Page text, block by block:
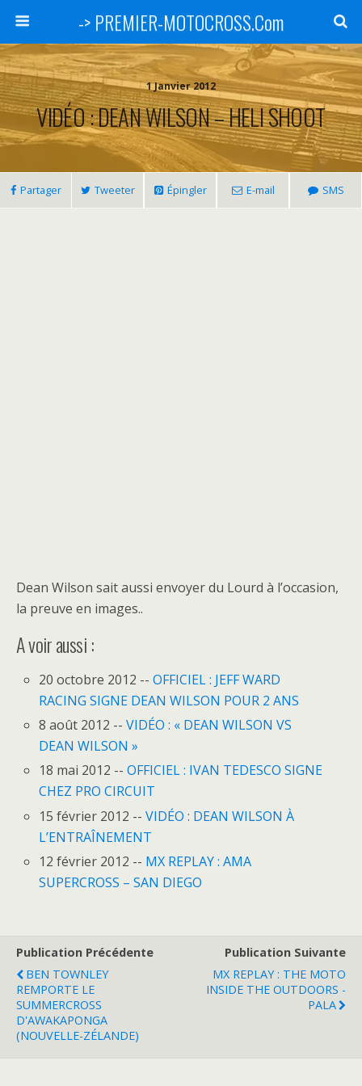
-> PREMIER-MOTOCROSS.Com
1 Janvier 2012
VIDÉO : DEAN WILSON – HELI SHOOT
Partager Tweeter Épingler E-mail SMS
Dean Wilson sait aussi envoyer du Lourd à l’occasion,
la preuve en images..
A voir aussi :
20 octobre 2012 --OFFICIEL : JEFF WARD
RACING SIGNE DEAN WILSON POUR 2 ANS
8 août 2012 --VIDÉO : « DEAN WILSON VS
DEAN WILSON »
18 mai 2012 --OFFICIEL : IVAN TEDESCO SIGNE
CHEZ PRO CIRCUIT
15 février 2012 --VIDÉO : DEAN WILSON À
L’ENTRAÎNEMENT
12 février 2012 -- MX REPLAY : AMA
SUPERCROSS – SAN DIEGO
Publication Précédente
BEN TOWNLEY
REMPORTE LE
SUMMERCROSS
D'AWAKAPONGA
(NOUVELLE-ZÉLANDE)
Publication Suivante
MX REPLAY : THE MOTO
INSIDE THE OUTDOORS -
PALA